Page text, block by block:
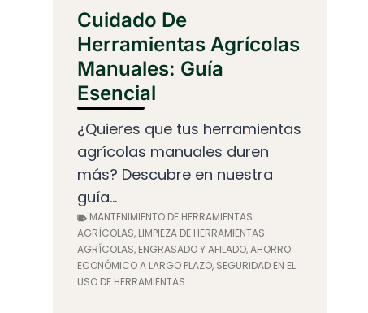
Cuidado De
Herramientas Agrícolas
Manuales: Guía
Esencial
¿Quieres que tus herramientas
agrícolas manuales duren
más? Descubre en nuestra
guía...
MANTENIMIENTO DE HERRAMIENTAS
AGRÍCOLAS, LIMPIEZA DE HERRAMIENTAS
AGRÍCOLAS, ENGRASADO Y AFILADO, AHORRO
ECONÓMICO A LARGO PLAZO, SEGURIDAD EN EL
USO DE HERRAMIENTAS